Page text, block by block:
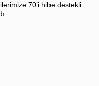
70’i hibe destekli